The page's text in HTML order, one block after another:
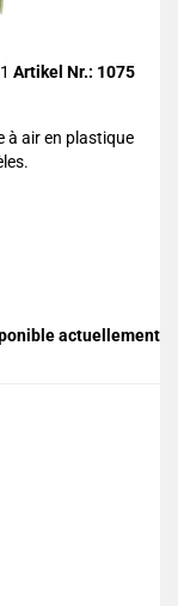
Artikel Nr.: 1075
air en plastique
actuellement